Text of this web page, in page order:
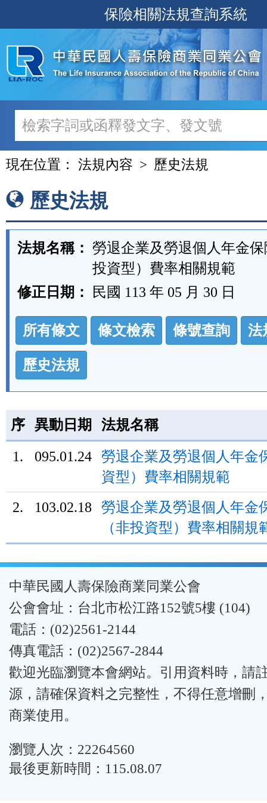
至
主
內
容
保險相關法規查詢系統
現在位置： 法規內容 歷史法規
歷史法規
法規名稱：
勞退企業及勞退個人年金
投資型）費率相關規範
修正日期：
民國 113 年 05 月 30 日
法
規
功
能
按
鈕
區
所有條文 條文檢索 條號查詢 法
歷史法規
序 異動日期 法規名稱
1. 095.01.24
勞退企業及勞退個人年金
資型）費率相關規範
2.
103.02.18
勞退企業及勞退個人年金
（非投資型）費率相關規
:::中華民國人壽保險商業同業公會
公會會址：台北市松江路152號5樓 (104)
電話：(02)2561-2144
傳真電話：(02)2567-2844
歡迎光臨瀏覽本會網站。引用資料時，請
源，請確保資料之完整性，不得任意增刪
商業使用。
瀏覽人次：22264560
最後更新時間：115.08.07